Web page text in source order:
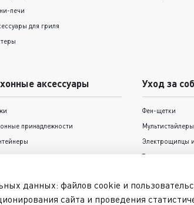
печи
для гриля
аксессуары
принадлежности
и термосы
Уход за
Фен-щетки
Мультистайлеры
Электрощипцы
Триммеры
Выпрямители
Машинки для
данных: файлов cookie и
сайта и проведения